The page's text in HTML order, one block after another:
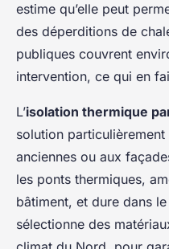
estime qu’elle peut
des déperditions de
publiques couvrent
intervention, ce qui en
L’isolation thermique
solution
anciennes ou aux
les ponts thermiques,
bâtiment, et dure dans
sélectionne des